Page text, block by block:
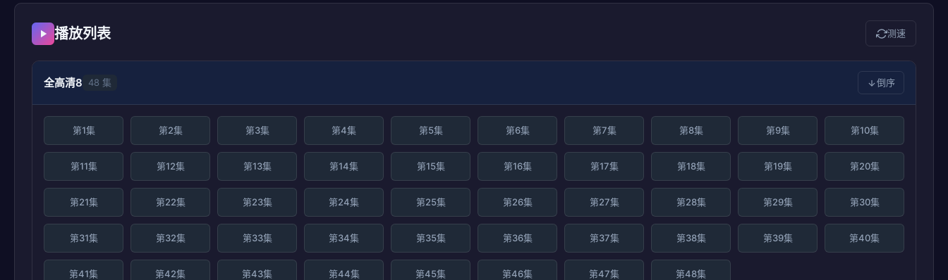
播放列表 测速
全高清8 48 集 倒序
第1集 第2集 第3集 第4集 第5集 第6集 第7集 第8集 第9集 第10集
第11集 第12集 第13集 第14集 第15集 第16集 第17集 第18集 第19集 第20集
第21集 第22集 第23集 第24集 第25集 第26集 第27集 第28集 第29集 第30集
第31集 第32集 第33集 第34集 第35集 第36集 第37集 第38集 第39集 第40集
第41集 第42集 第43集 第44集 第45集 第46集 第47集 第48集